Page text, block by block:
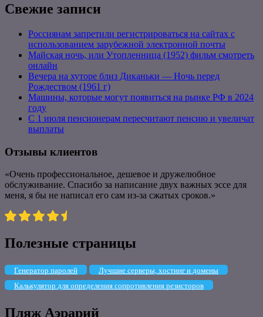
Свежие записи
Россиянам запретили регистрироваться на сайтах с
использованием зарубежной электронной почты
Майская ночь, или Утопленница (1952) фильм смотреть
онлайн
Вечера на хуторе близ Диканьки — Ночь перед
Рождеством (1961 г)
Машины, которые могут появиться на рынке РФ в 2024
году
С 1 июля пенсионерам пересчитают пенсию и увеличат
выплаты
Отзывы клиентов
«Очень профессиональное, дешевое и дружелюбное
обслуживание. Спасибо за написание двух важных эссе для
меня, я бы не написал его сам из-за сжатых сроков.»
Полезные страницы
Генератор паролей
Лучшие серверы, хостинг и домены
Калькулятор для определения сопротивления резисторов
Пляж Аэрарий